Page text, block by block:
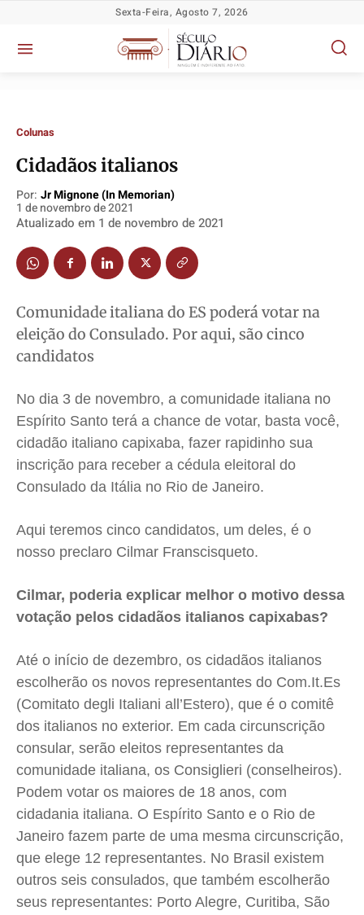
Política
TV Século
Justiça
Educação
Saúde
Cidades
Direitos
Cultura
Colunas
Gustavo Bastos
Wanda Sily
Publicidade Legal
Quem Somos
Expediente
Contato
Anuncie
Política
TV Século
Justiça
Educação
Saúde
Cidades
Direitos
Cultura
Colunas
Gustavo Bastos
Wanda Sily
Publicidade Legal
Quem Somos
Expediente
Contato
Anuncie
Política
TV Século
Justiça
Educação
Saúde
Cidades
Direitos
Cultura
Colunas
Gustavo Bastos
Wanda Sily
Publicidade Legal
Quem Somos
Expediente
Contato
Anuncie
Política
TV Século
Justiça
Educação
Saúde
Cidades
Direitos
Cultura
Colunas
Gustavo Bastos
Wanda Sily
Publicidade Legal
Quem Somos
Expediente
Contato
Anuncie
Sexta-Feira, Agosto 7, 2026
Colunas
Cidadãos italianos
Por: Jr Mignone (in Memorian)
1 de novembro de 2021
Atualizado em 1 de novembro de 2021
Comunidade italiana do ES poderá votar na
eleição do Consulado. Por aqui, são cinco
candidatos
No dia 3 de novembro, a comunidade italiana no
Espírito Santo terá a chance de votar, basta você,
cidadão italiano capixaba, fazer rapidinho sua
inscrição para receber a cédula eleitoral do
Consulado da Itália no Rio de Janeiro.
Aqui teremos cinco candidatos, um deles, é o
nosso preclaro Cilmar Franscisqueto.
Cilmar, poderia explicar melhor o motivo dessa
votação pelos cidadãos italianos capixabas?
Até o início de dezembro, os cidadãos italianos
escolherão os novos representantes do Com.It.Es
(Comitato degli Italiani all’Estero), que é o comitê
dos italianos no exterior. Em cada circunscrição
consular, serão eleitos representantes da
comunidade italiana, os Consiglieri (conselheiros).
Podem votar os maiores de 18 anos, com
cidadania italiana. O Espírito Santo e o Rio de
Janeiro fazem parte de uma mesma circunscrição,
que elege 12 representantes. No Brasil existem
outros seis consulados, que também escolherão
seus representantes: Porto Alegre, Curitiba, São